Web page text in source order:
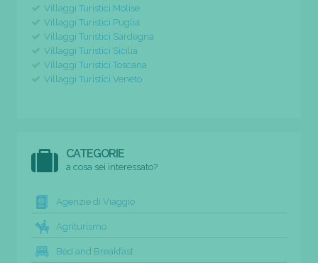
Villaggi Turistici Molise
Villaggi Turistici Puglia
Villaggi Turistici Sardegna
Villaggi Turistici Sicilia
Villaggi Turistici Toscana
Villaggi Turistici Veneto
CATEGORIE
a cosa sei interessato?
Agenzie di Viaggio
Agriturismo
Bed and Breakfast